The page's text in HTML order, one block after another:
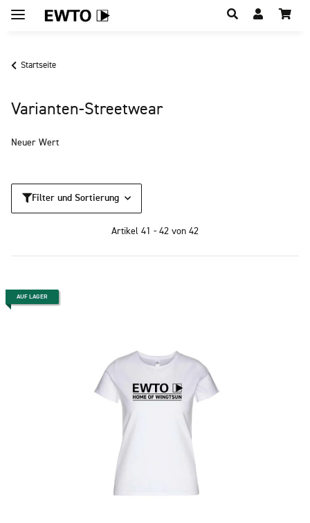
Startseite
Varianten-Streetwear
Neuer Wert
Filter und Sortierung
Artikel 41 - 42 von 42
AUF LAGER